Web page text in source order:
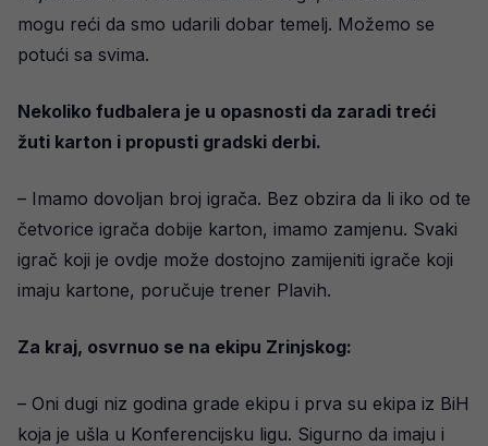
mogu reći da smo udarili dobar temelj. Možemo se
potući sa svima.
Nekoliko fudbalera je u opasnosti da zaradi treći
žuti karton i propusti gradski derbi.
– Imamo dovoljan broj igrača. Bez obzira da li iko od te
četvorice igrača dobije karton, imamo zamjenu. Svaki
igrač koji je ovdje može dostojno zamijeniti igrače koji
imaju kartone, poručuje trener Plavih.
Za kraj, osvrnuo se na ekipu Zrinjskog:
– Oni dugi niz godina grade ekipu i prva su ekipa iz BiH
koja je ušla u Konferencijsku ligu. Sigurno da imaju i